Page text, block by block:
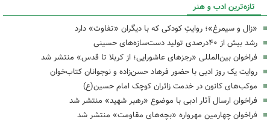
تازه‌ترین ادب و هنر
«زال و سیمرغ»؛ روایتِ کودکی که با دیگران «تفاوت» دارد
رشد بیش از ۴۰درصدی تولید دست‌سازه‌های حسینی
فراخوان بین‌المللی «رجزهای عاشورایی؛ از کربلا تا قدس» منتشر شد
روایت یک روز ادبی با حضور فرهاد حسن‌زاده و نوجوانان کتاب‌خوان
موکب‌های کانون در خدمت زائران کوچک امام حسین(ع)
فراخوان ارسال آثار ادبی با موضوع «رهبر شهید» منتشر شد
فراخوان چهارمین مهرواره «بچه‌های مقاومت» منتشر شد